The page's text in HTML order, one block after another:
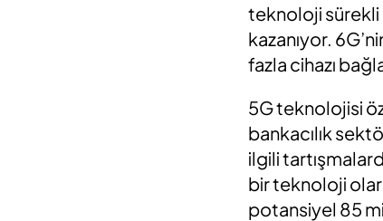
teknoloji sürekli
kazanıyor.
fazla cihazı
5G teknolojisi
bankacılık
ilgili
bir teknoloji
potansiyel 85